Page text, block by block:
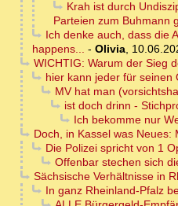
Krah ist durch
Parteien zum Buhmann
Ich denke auch, dass die
happens... - Olivia,
WICHTIG: Warum der Sieg
hier kann jeder für seinen
MV hat man
ist doch drinn -
Ich bekomme nur
Doch, in Kassel was Neues:
Die Polizei spricht von 1
Offenbar stechen sich
Sächsische Verhältnisse in
In ganz Rheinland-Pfalz